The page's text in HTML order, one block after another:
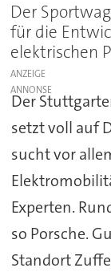
Der
für die
elektrischen
ANZEIGE
Der
setzt voll auf
sucht vor
Experten.
so Porsche.
Standort